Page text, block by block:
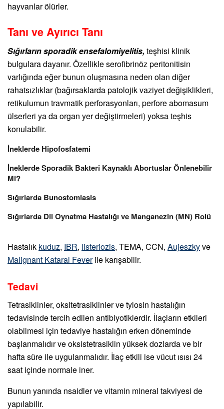
hayvanlar ölürler.
Tanı ve Ayırıcı Tanı
Sığırların sporadik ensefalomiyelitis,teşhisi klinik
bulgulara dayanır. Özellikle serofibrinöz peritonitisin
varlığında eğer bunun oluşmasına neden olan diğer
rahatsızlıklar (bağırsaklarda patolojik vaziyet değişiklikleri,
retikulumun travmatik perforasyonları, perfore abomasum
ülserleri ya da organ yer değiştirmeleri) yoksa teşhis
konulabilir.
İneklerde Hipofosfatemi
İneklerde Sporadik Bakteri Kaynaklı Abortuslar Önlenebilir
Mi?
Sığırlarda Bunostomiasis
Sığırlarda Dil Oynatma Hastalığı ve Manganezin (MN) Rolü
Hastalık kuduz, IBR, listeriozis, TEMA, CCN, Aujeszkyve
Malignant Kataral Feverile karışabilir.
Tedavi
Tetrasiklinler, oksitetrasiklinler ve tylosin hastalığın
tedavisinde tercih edilen antibiyotiklerdir. İlaçların etkileri
olabilmesi için tedaviye hastalığın erken döneminde
başlanmalıdır ve oksistetrasiklin yüksek dozlarda ve bir
hafta süre ile uygulanmalıdır. İlaç etkili ise vücut ısısı 24
saat içinde normale iner.
Bunun yanında nsaidler ve vitamin mineral takviyesi de
yapılabilir.